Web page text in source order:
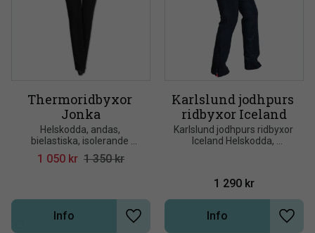
Thermoridbyxor
Jonka
Helskodda, andas,
bielastiska, isolerande
softshellmaterial
1 050 kr 1 350kr
Lägg till i önskelista
Info
Karlslund jodhpurs
ridbyxor Iceland
Karlslund jodhpurs ridbyxor
Iceland Helskodda,
storlekar.
1 290 kr
Lägg
Info